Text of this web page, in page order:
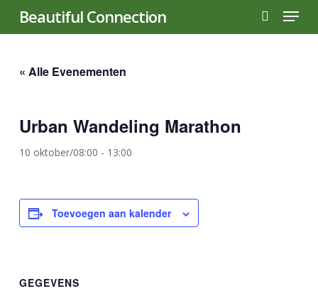
Beautiful Connection
search
Menu
« Alle Evenementen
Urban Wandeling Marathon
10 oktober/08:00 - 13:00
Toevoegen aan kalender
GEGEVENS